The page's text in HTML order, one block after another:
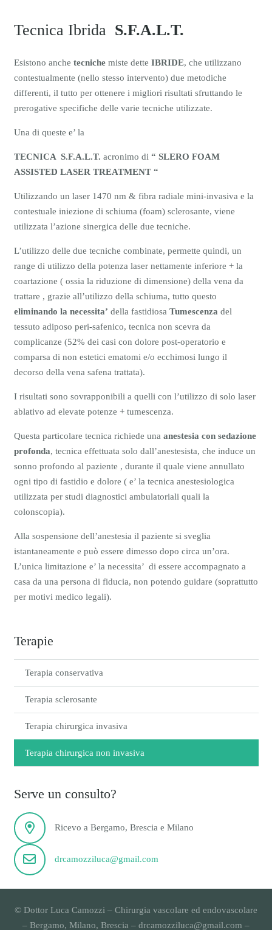
Tecnica Ibrida S.F.A.L.T.
Esistono anche tecnichemiste dette IBRIDE, che utilizzano
contestualmente (nello stesso intervento) due metodiche
differenti, il tutto per ottenere i migliori risultati sfruttando le
prerogative specifiche delle varie tecniche utilizzate.
Una di queste e’ la
TECNICA S.F.A.L.T. acronimo di “ SLERO FOAM
ASSISTED LASER TREATMENT “
Utilizzando un laser 1470 nm & fibra radiale mini-invasiva e la
contestuale iniezione di schiuma (foam) sclerosante, viene
utilizzata l’azione sinergica delle due tecniche.
L’utilizzo delle due tecniche combinate, permette quindi, un
range di utilizzo della potenza laser nettamente inferiore + la
coartazione ( ossia la riduzione di dimensione) della vena da
trattare , grazie all’utilizzo della schiuma, tutto questo
eliminando la necessita’ della fastidiosa Tumescenza del
tessuto adiposo peri-safenico, tecnica non scevra da
complicanze (52% dei casi con dolore post-operatorio e
comparsa di non estetici ematomi e/o ecchimosi lungo il
decorso della vena safena trattata).
I risultati sono sovrapponibili a quelli con l’utilizzo di solo laser
ablativo ad elevate potenze + tumescenza.
Questa particolare tecnica richiede una anestesia con sedazione
profonda, tecnica effettuata solo dall’anestesista, che induce un
sonno profondo al paziente , durante il quale viene annullato
ogni tipo di fastidio e dolore ( e’ la tecnica anestesiologica
utilizzata per studi diagnostici ambulatoriali quali la
colonscopia).
Alla sospensione dell’anestesia il paziente si sveglia
istantaneamente e può essere dimesso dopo circa un’ora.
L’unica limitazione e’ la necessita’ di essere accompagnato a
casa da una persona di fiducia, non potendo guidare (soprattutto
per motivi medico legali).
Terapie
Terapia conservativa
Terapia sclerosante
Terapia chirurgica invasiva
Terapia chirurgica non invasiva
Serve un consulto?
Ricevo a Bergamo, Brescia e Milano
drcamozziluca@gmail.com
© Dottor Luca Camozzi – Chirurgia vascolare ed endovascolare
– Bergamo, Milano, Brescia – drcamozziluca@gmail.com –